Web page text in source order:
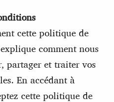
cette politique de
comment nous
partager et traiter vos
En accédant à
cette politique de